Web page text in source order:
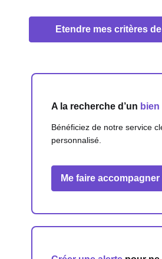
Etendre mes critères
A la recherche d’un
Bénéficiez de notre service
personnalisé.
Me faire accompagner